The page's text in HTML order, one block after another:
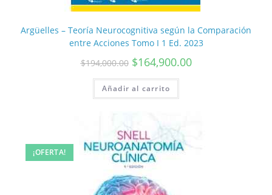
Argüelles – Teoría Neurocognitiva según la Comparación
entre Acciones Tomo I 1 Ed. 2023
$194,000.00 $164,900.00
Añadir al carrito
¡OFERTA!